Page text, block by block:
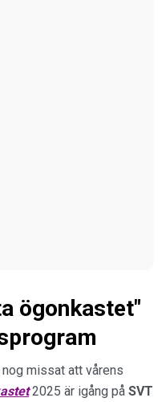
ögonkastet"
nog missat att vårens
2025 är igång på SVT